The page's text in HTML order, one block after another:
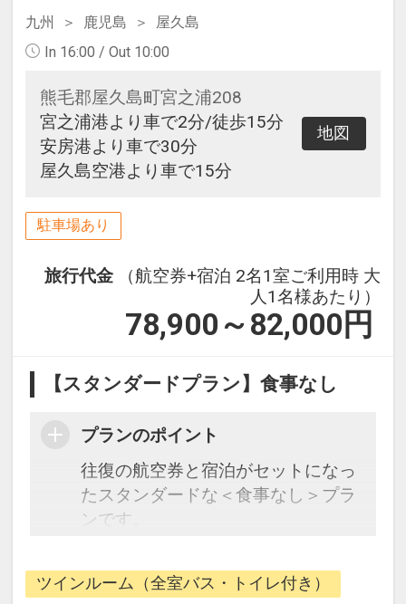
九州 鹿児島
屋久島
In 16:00 / Out 10:00
熊毛郡屋久島町宮之浦208
宮之浦港より車で2分/徒歩15分
安房港より車で30分
屋久島空港より車で15分
地図
駐車場あり
旅行代金
（航空券+宿泊 2名1室ご利用時 大
人1名様あたり）
78,900～82,000 円
【スタンダードプラン】食事なし
プランのポイント
往復の航空券と宿泊がセットになっ
たスタンダードな＜食事なし＞プラ
ンです。
フライトと宿泊を自由に組み合わせ
できるダイナミックパッケージだか
ツインルーム（全室バス・トイレ付き）